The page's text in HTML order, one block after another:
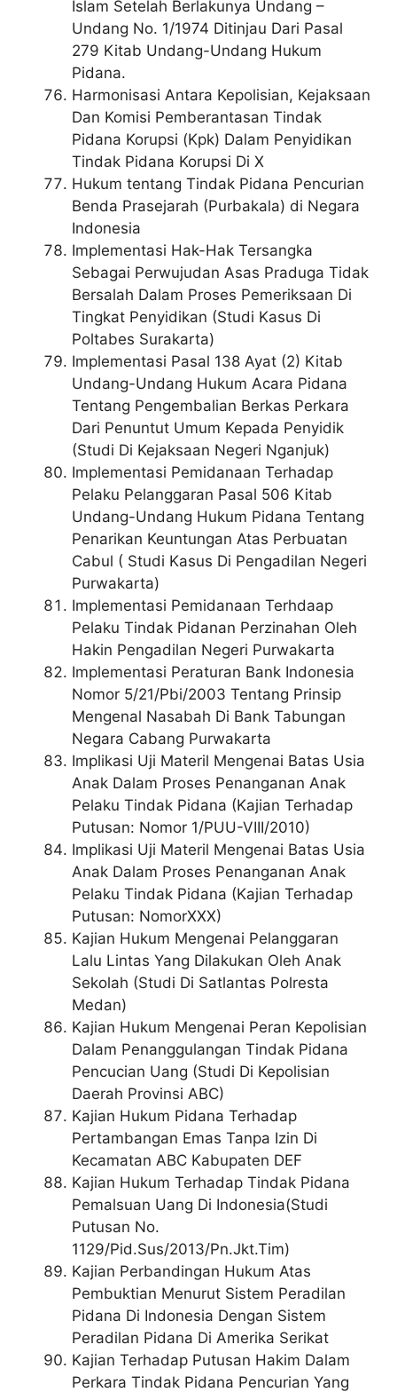
Islam Setelah Berlakunya Undang –
Undang No. 1/1974 Ditinjau Dari Pasal
279 Kitab Undang-Undang Hukum
Pidana.
Harmonisasi Antara Kepolisian, Kejaksaan
Dan Komisi Pemberantasan Tindak
Pidana Korupsi (Kpk) Dalam Penyidikan
Tindak Pidana Korupsi Di X
Hukum tentang Tindak Pidana Pencurian
Benda Prasejarah (Purbakala) di Negara
Indonesia
Implementasi Hak-Hak Tersangka
Sebagai Perwujudan Asas Praduga Tidak
Bersalah Dalam Proses Pemeriksaan Di
Tingkat Penyidikan (Studi Kasus Di
Poltabes Surakarta)
Implementasi Pasal 138 Ayat (2) Kitab
Undang-Undang Hukum Acara Pidana
Tentang Pengembalian Berkas Perkara
Dari Penuntut Umum Kepada Penyidik
(Studi Di Kejaksaan Negeri Nganjuk)
Implementasi Pemidanaan Terhadap
Pelaku Pelanggaran Pasal 506 Kitab
Undang-Undang Hukum Pidana Tentang
Penarikan Keuntungan Atas Perbuatan
Cabul ( Studi Kasus Di Pengadilan Negeri
Purwakarta)
Implementasi Pemidanaan Terhdaap
Pelaku Tindak Pidanan Perzinahan Oleh
Hakin Pengadilan Negeri Purwakarta
Implementasi Peraturan Bank Indonesia
Nomor 5/21/Pbi/2003 Tentang Prinsip
Mengenal Nasabah Di Bank Tabungan
Negara Cabang Purwakarta
Implikasi Uji Materil Mengenai Batas Usia
Anak Dalam Proses Penanganan Anak
Pelaku Tindak Pidana (Kajian Terhadap
Putusan: Nomor 1/PUU-VIII/2010)
Implikasi Uji Materil Mengenai Batas Usia
Anak Dalam Proses Penanganan Anak
Pelaku Tindak Pidana (Kajian Terhadap
Putusan: NomorXXX)
Kajian Hukum Mengenai Pelanggaran
Lalu Lintas Yang Dilakukan Oleh Anak
Sekolah (Studi Di Satlantas Polresta
Medan)
Kajian Hukum Mengenai Peran Kepolisian
Dalam Penanggulangan Tindak Pidana
Pencucian Uang (Studi Di Kepolisian
Daerah Provinsi ABC)
Kajian Hukum Pidana Terhadap
Pertambangan Emas Tanpa Izin Di
Kecamatan ABC Kabupaten DEF
Kajian Hukum Terhadap Tindak Pidana
Pemalsuan Uang Di Indonesia(Studi
Putusan No.
1129/Pid.Sus/2013/Pn.Jkt.Tim)
Kajian Perbandingan Hukum Atas
Pembuktian Menurut Sistem Peradilan
Pidana Di Indonesia Dengan Sistem
Peradilan Pidana Di Amerika Serikat
Kajian Terhadap Putusan Hakim Dalam
Perkara Tindak Pidana Pencurian Yang